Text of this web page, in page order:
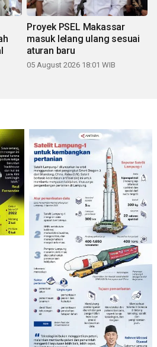
Proyek PSEL Makassar
masuk lelang ulang sesuai
aturan baru
05 August 2026 18:01 WIB